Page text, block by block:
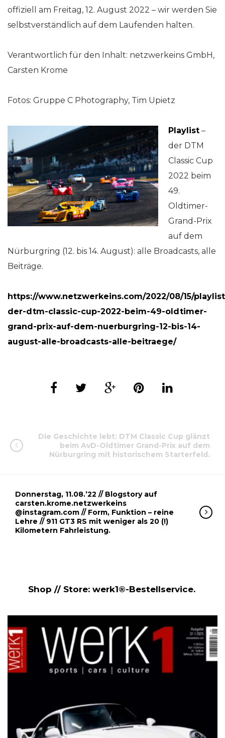
offiziell am Freitag, 12. August 2022 – wir werden Sie
selbstverständlich auf dem Laufenden halten.
Verantwortlich für den Inhalt: netzwerkeins GmbH,
Carsten Krome
Fotos: Gruppe C Photography, Tim Upietz
Playlist –
der DTM
Classic Cup
2022 beim
49.
Oldtimer-
Grand-Prix
auf dem
Nürburgring (12. bis 14. August): alle Broadcasts, alle
Beiträge.
https://www.netzwerkeins.com/2022/08/15/
der-dtm-classic-cup-2022-beim-49-oldtimer-
grand-prix-auf-dem-nuerburgring-12-bis-14-
august-alle-broadcasts-alle-beitraege/
Die Geschichte lebt: DTM Classic Cup glänzt
beim AvD-Oldtimer Grand-Prix auf dem
Nürburgring mit historischem Starterfeld.
Donnerstag, 11.08.’22 // Blogstory auf
carsten.krome.netzwerkeins
@instagram.com // Form, Funktion – reine
Lehre // 911 GT3 RS mit weniger als 20 (!)
Kilometern Fahrleistung.
Shop // Store: werk1®-Bestellservice.